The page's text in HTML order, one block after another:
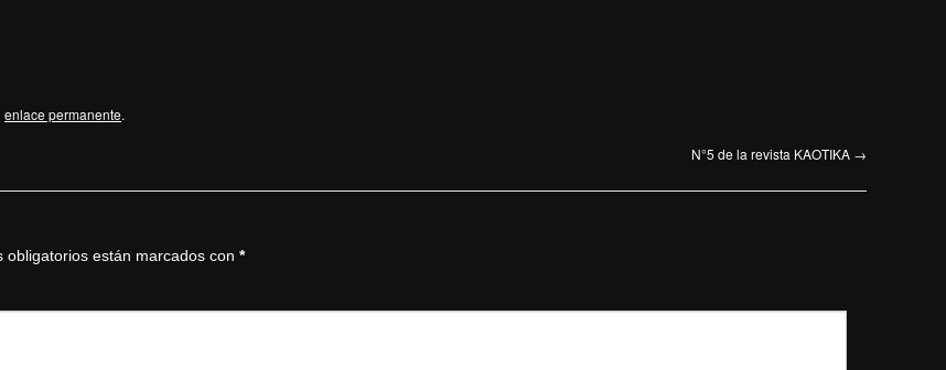
enlace permanente.
N°5 de la revista KAOTIKA →
obligatorios están marcados con *